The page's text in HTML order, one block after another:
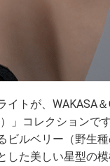
トが、WAKASA
」コレクションです
ビルベリー（野生
た美しい星型の模